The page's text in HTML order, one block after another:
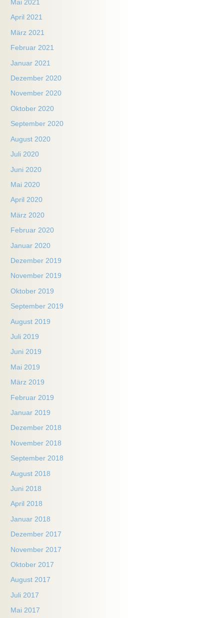
Mai 2021
April 2021
März 2021
Februar 2021
Januar 2021
Dezember 2020
November 2020
Oktober 2020
September 2020
August 2020
Juli 2020
Juni 2020
Mai 2020
April 2020
März 2020
Februar 2020
Januar 2020
Dezember 2019
November 2019
Oktober 2019
September 2019
August 2019
Juli 2019
Juni 2019
Mai 2019
März 2019
Februar 2019
Januar 2019
Dezember 2018
November 2018
September 2018
August 2018
Juni 2018
April 2018
Januar 2018
Dezember 2017
November 2017
Oktober 2017
August 2017
Juli 2017
Mai 2017